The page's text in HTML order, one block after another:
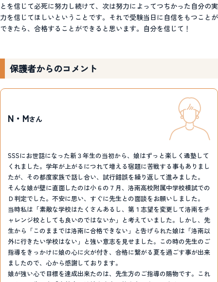
とを信じて必死に努力し続けて、次は努力によってつちかった自分の実
力を信じてほしいということです。それで受験当日に自信をもつことが
できたら、合格することができると思います。自分を信じて！
保護者からのコメント
N・Mさん
SSSにお世話になった新３年生の当初から、娘はずっと楽しく通塾して
くれました。学年が上がるにつれて増える宿題に苦戦する事もありまし
たが、その都度家族で話し合い、試行錯誤を繰り返して進みました。
そんな娘が壁に直面したのは小６の７月、洛南高校附属中学校模試での
Ｄ判定でした。不安に思い、すぐに先生との面談をお願いしました。
当時私は「素敵な学校はたくさんあるし、第１志望を変更して洛南をチ
ャレンジ校としても良いのではないか」と考えていました。しかし、先
生から「このままでは洛南に合格できない」と告げられた娘は「洛南以
外に行きたい学校はない」と強い意志を見せました。この時の先生のご
指導をきっかけに娘の心に火が付き、合格に繋がる夏を過ごす事が出来
ましたので、心から感謝しております。
娘が強い心で目標を達成出来たのは、先生方のご指導の賜物です。これ